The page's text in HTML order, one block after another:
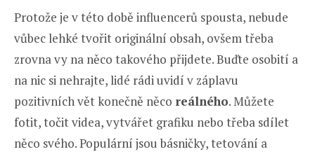
Protože je v této době influencerů spousta, nebude
vůbec lehké tvořit originální obsah, ovšem třeba
zrovna vy na něco takového přijdete. Buďte osobití a
na nic si nehrajte, lidé rádi uvidí v záplavu
pozitivních vět konečně něco reálného. Můžete
fotit, točit videa, vytvářet grafiku nebo třeba sdílet
něco svého. Populární jsou básničky, tetování a